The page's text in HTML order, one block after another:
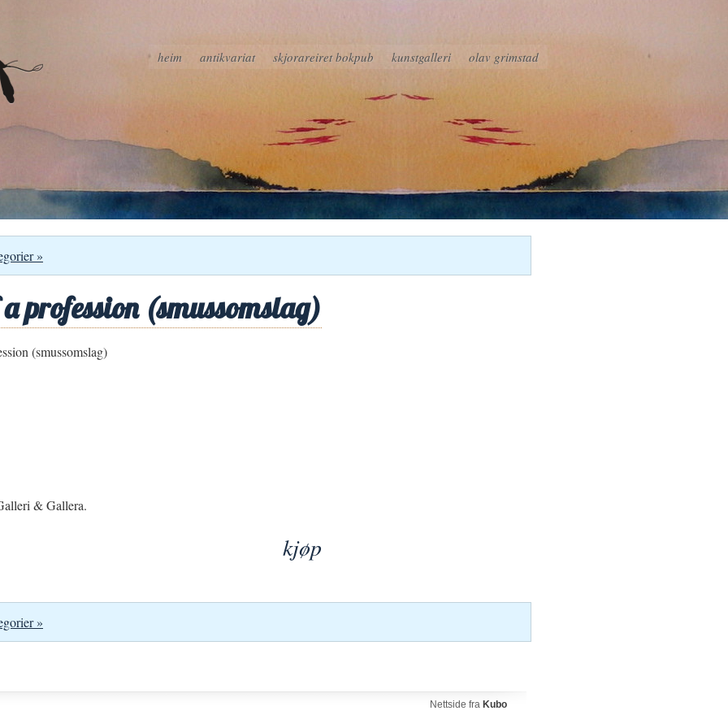
heim antikvariat skjorareiret bokpub kunstgalleri olav grimstad
»
profession (smussomslag)
(smussomslag)
& Gallera.
kjøp
»
Nettside fra Kubo